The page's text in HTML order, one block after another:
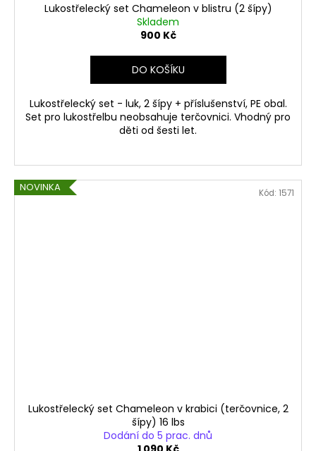
Lukostřelecký set Chameleon v blistru (2 šípy)
Skladem
900 Kč
DO KOŠÍKU
Lukostřelecký set - luk, 2 šípy + příslušenství, PE obal.
Set pro lukostřelbu neobsahuje terčovnici. Vhodný pro
děti od šesti let.
NOVINKA
Lukostřelecký set Chameleon v krabici (terčovnice, 2
šípy) 16 lbs
Dodání do 5 prac. dnů
Kód: 1571